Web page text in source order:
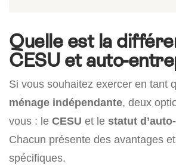
Quelle est la
CESU et auto-
Si vous souhaitez exercer en tant
ménage indépendante, deux
vous : le CESU et le statut
Chacun présente des avantages
spécifiques.